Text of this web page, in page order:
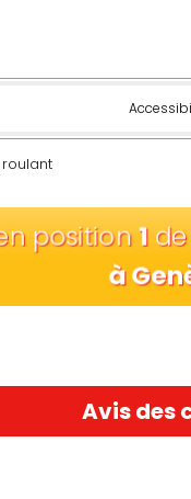
position1
à
Avis des